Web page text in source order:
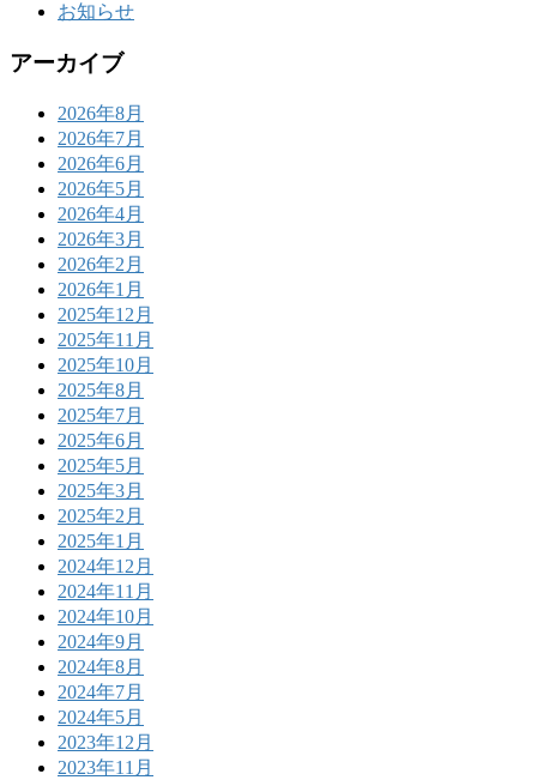
お知らせ
アーカイブ
2026年8月
2026年7月
2026年6月
2026年5月
2026年4月
2026年3月
2026年2月
2026年1月
2025年12月
2025年11月
2025年10月
2025年8月
2025年7月
2025年6月
2025年5月
2025年3月
2025年2月
2025年1月
2024年12月
2024年11月
2024年10月
2024年9月
2024年8月
2024年7月
2024年5月
2023年12月
2023年11月